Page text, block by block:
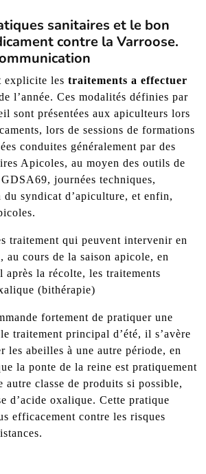
sanitaires et le bon
contre la Varroose.
explicite les traitements a effectuer
l’année. Ces modalités définies par
sont présentées aux apiculteurs lors
lors de sessions de formations
conduites généralement par des
Apicoles, au moyen des outils de
journées techniques,
syndicat d’apiculture, et enfin,
traitement qui peuvent intervenir en
au cours de la saison apicole, en
après la récolte, les traitements
(bithérapie)
fortement de pratiquer une
traitement principal d’été, il s’avère
les abeilles à une autre période, en
la ponte de la reine est pratiquement
autre classe de produits si possible,
d’acide oxalique. Cette pratique
efficacement contre les risques